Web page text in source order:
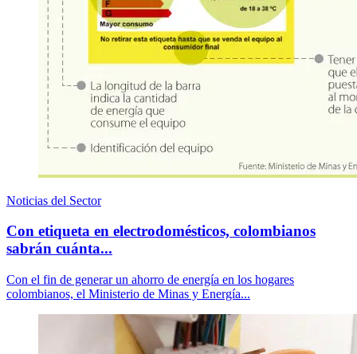
Noticias del Sector
Con etiqueta en electrodomésticos, colombianos
sabrán cuánta...
Con el fin de generar un ahorro de energía en los hogares
colombianos, el Ministerio de Minas y Energía...